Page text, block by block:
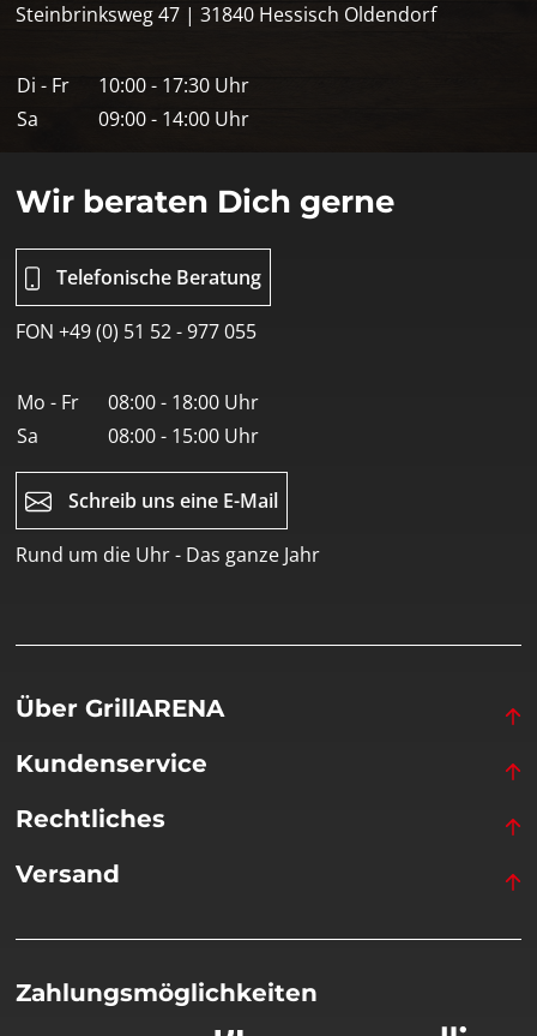
Steinbrinksweg 47 | 31840 Hessisch Oldendorf
Di - Fr
10:00 - 17:30 Uhr
Sa
09:00 - 14:00 Uhr
Wir beraten Dich gerne
Telefonische Beratung
FON +49 (0) 51 52 - 977 055
Mo - Fr
08:00 - 18:00 Uhr
Sa
08:00 - 15:00 Uhr
Schreib uns eine E-Mail
Rund um die Uhr - Das ganze Jahr
Über GrillARENA
Kundenservice
Rechtliches
Versand
Zahlungsmöglichkeiten